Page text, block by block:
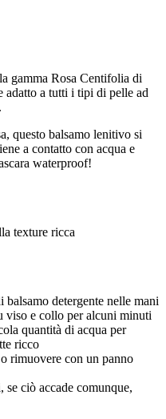
gamma Rosa Centifolia di
adatto a tutti i tipi di pelle ad
questo balsamo lenitivo si
a contatto con acqua e
waterproof!
texture ricca
balsamo detergente nelle mani
viso e collo per alcuni minuti
quantità di acqua per
ricco
rimuovere con un panno
ciò accade comunque,